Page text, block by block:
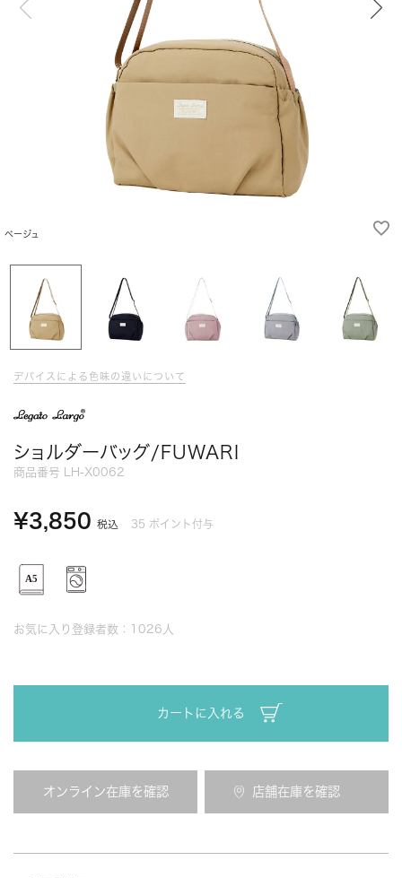
ベージュ
デバイスによる色味の違いについて
ショルダーバッグ/FUWARI
商品番号 LH-X0062
¥3,850 税込 35 ポイント付与
お気に入り登録者数： 1026 人
カートに入れる
オンライン在庫を確認 店舗在庫を確認